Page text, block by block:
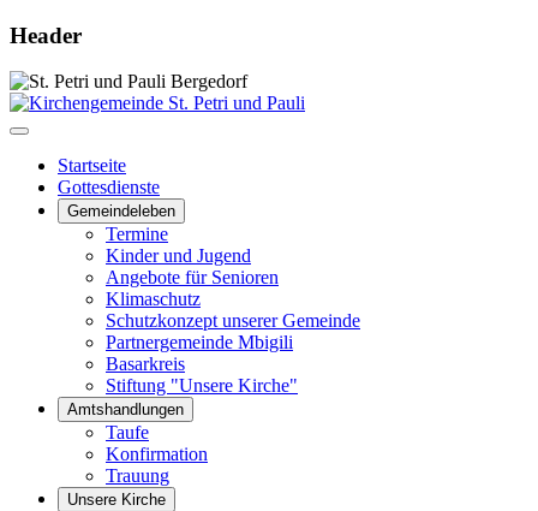
Header
Startseite
Gottesdienste
Gemeindeleben
Termine
Kinder und Jugend
Angebote für Senioren
Klimaschutz
Schutzkonzept unserer Gemeinde
Partnergemeinde Mbigili
Basarkreis
Stiftung "Unsere Kirche"
Amtshandlungen
Taufe
Konfirmation
Trauung
Unsere Kirche